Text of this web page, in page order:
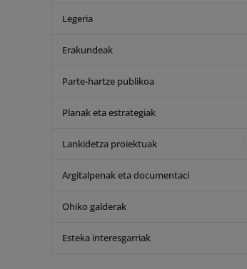
Legeria
Erakundeak
Parte-hartze publikoa
Planak eta estrategiak
Lankidetza proiektuak
Argitalpenak eta documentaci
Ohiko galderak
Esteka interesgarriak